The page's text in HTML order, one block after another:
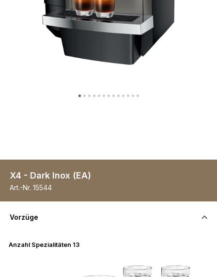
X4 - Dark Inox (EA)
Art.-Nr. 15544
Vorzüge